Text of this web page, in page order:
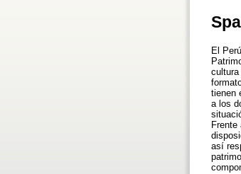
El
tienen
a los
así